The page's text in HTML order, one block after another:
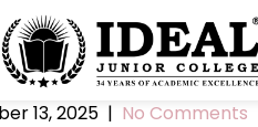
13, 2025 | No Comments